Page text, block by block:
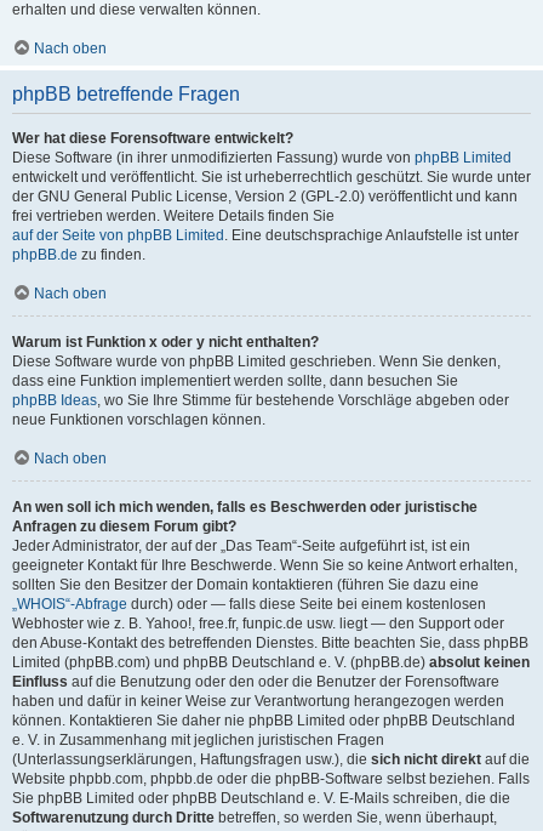
erhalten und diese verwalten können.
Nach oben
phpBB betreffende Fragen
Wer hat diese Forensoftware entwickelt?
Diese Software (in ihrer unmodifizierten Fassung) wurde von phpBB Limited
entwickelt und veröffentlicht. Sie ist urheberrechtlich geschützt. Sie wurde unter
der GNU General Public License, Version 2 (GPL-2.0) veröffentlicht und kann
frei vertrieben werden. Weitere Details finden Sie
auf der Seite von phpBB Limited . Eine deutschsprachige Anlaufstelle ist unter
phpBB.de zu finden.
Nach oben
Warum ist Funktion x oder y nicht enthalten?
Diese Software wurde von phpBB Limited geschrieben. Wenn Sie denken,
dass eine Funktion implementiert werden sollte, dann besuchen Sie
phpBB Ideas, wo Sie Ihre Stimme für bestehende Vorschläge abgeben oder
neue Funktionen vorschlagen können.
Nach oben
An wen soll ich mich wenden, falls es Beschwerden oder juristische
Anfragen zu diesem Forum gibt?
Jeder Administrator, der auf der „Das Team“-Seite aufgeführt ist, ist ein
geeigneter Kontakt für Ihre Beschwerde. Wenn Sie so keine Antwort erhalten,
sollten Sie den Besitzer der Domain kontaktieren (führen Sie dazu eine
„WHOIS“-Abfrage durch) oder — falls diese Seite bei einem kostenlosen
Webhoster wie z. B. Yahoo!, free.fr, funpic.de usw. liegt — den Support oder
den Abuse-Kontakt des betreffenden Dienstes. Bitte beachten Sie, dass phpBB
Limited (phpBB.com) und phpBB Deutschland e. V. (phpBB.de) absolut keinen
Einfluss auf die Benutzung oder den oder die Benutzer der Forensoftware
haben und dafür in keiner Weise zur Verantwortung herangezogen werden
können. Kontaktieren Sie daher nie phpBB Limited oder phpBB Deutschland
e. V. in Zusammenhang mit jeglichen juristischen Fragen
(Unterlassungserklärungen, Haftungsfragen usw.), die sich nicht direkt auf die
Website phpbb.com, phpbb.de oder die phpBB-Software selbst beziehen. Falls
Sie phpBB Limited oder phpBB Deutschland e. V. E-Mails schreiben, die die
Softwarenutzung durch Dritte betreffen, so werden Sie, wenn überhaupt,